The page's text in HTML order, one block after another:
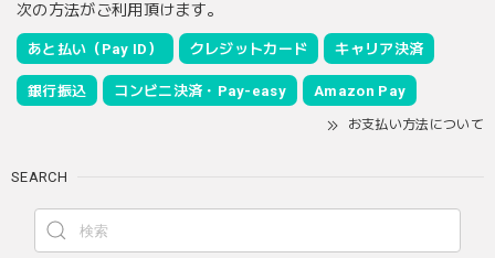
次の方法がご利用頂けます。
あと払い（Pay ID） クレジットカード キャリア決済
銀行振込 コンビニ決済・Pay-easy Amazon Pay
お支払い方法について
SEARCH